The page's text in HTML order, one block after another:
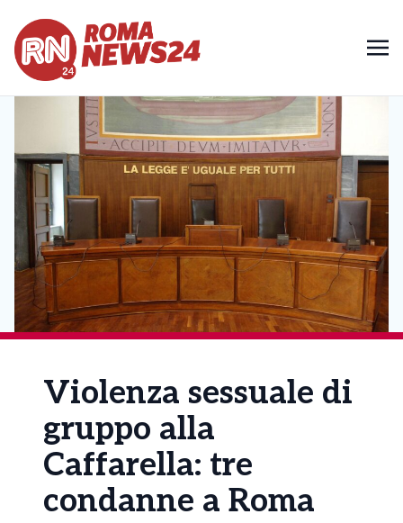
Violenza sessuale di
gruppo alla
Caffarella: tre
condanne a Roma